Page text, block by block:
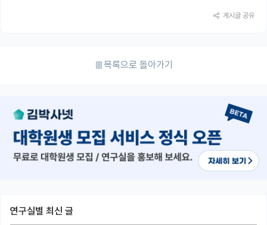
게시글 공유
목록으로 돌아가기
연구실별 최신 글